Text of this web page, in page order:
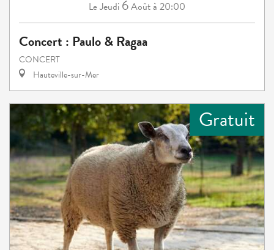
LeJeudi 6Aoûtà 20:00
Concert : Paulo & Ragaa
CONCERT
Hauteville-sur-Mer
Gratuit